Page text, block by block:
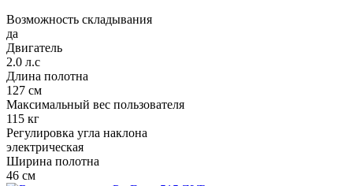
Возможность складывания
да
Двигатель
2.0 л.с
Длина полотна
127 см
Максимальный вес пользователя
115 кг
Регулировка угла наклона
электрическая
Ширина полотна
46 см